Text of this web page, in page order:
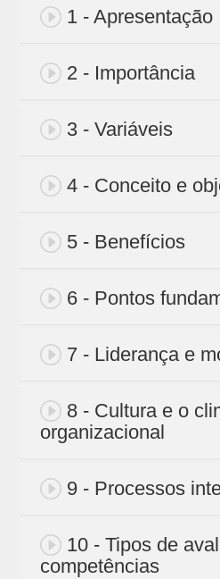
1 - Apresentação
2 - Importância
3 - Variáveis
4 - Conceito e
5 - Benefícios
6 - Pontos
7 - Liderança e
8 - Cultura e o
organizacional
9 - Processos
10 - Tipos de
competências